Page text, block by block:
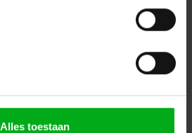
Alles toestaan